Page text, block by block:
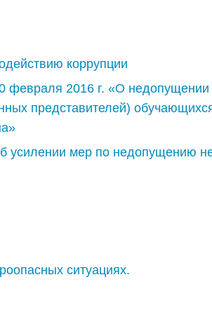
коррупции
2016 г. «О недопущении
представителей)
усилении мер по недопущению
ситуациях.